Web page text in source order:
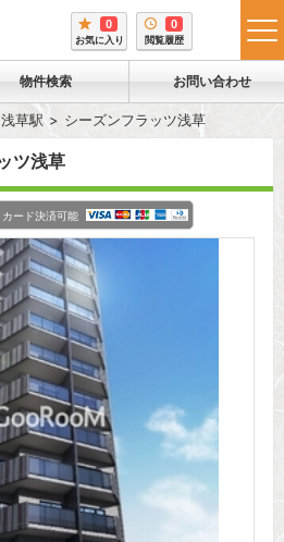
0
お気に入り
0
閲覧履歴
物件検索 お問い合わせ
浅草駅 シーズンフラッツ浅草
ツ浅草
ード決済可能